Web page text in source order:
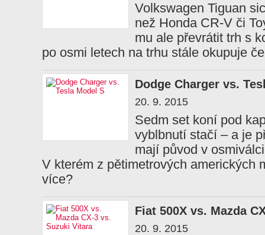
Volkswagen Tiguan
než Honda CR-V či
mu ale převrátit trh s
po osmi letech na trhu stále okupuje
Dodge Charger vs.
20. 9. 2015
Sedm set koní pod
vyblbnutí stačí – a je
mají původ v
V kterém z pětimetrových amerických
více?
Fiat 500X vs. Mazda
20. 9. 2015